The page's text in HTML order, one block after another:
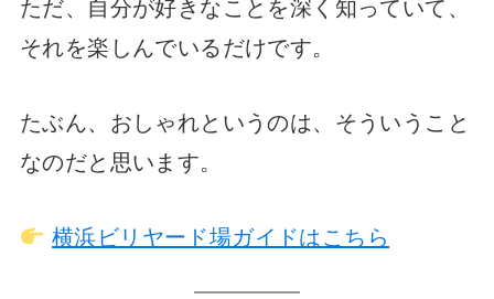
それを楽しんでいるだけです。
たぶん、おしゃれというのは、そういうこと
なのだと思います。
横浜ビリヤード場ガイドはこちら